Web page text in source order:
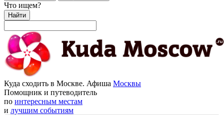
Что ищем?
Найти
Куда сходить в Москве. Афиша Москвы
Помощник и путеводитель
по интересным местам
и лучшим событиям